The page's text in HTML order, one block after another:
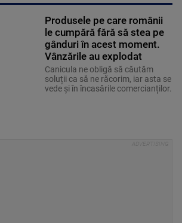
Produsele pe care românii
le cumpără fără să stea pe
gânduri în acest moment.
Vânzările au explodat
Canicula ne obligă să căutăm
soluții ca să ne răcorim, iar asta se
vede și în încasările comercianților.